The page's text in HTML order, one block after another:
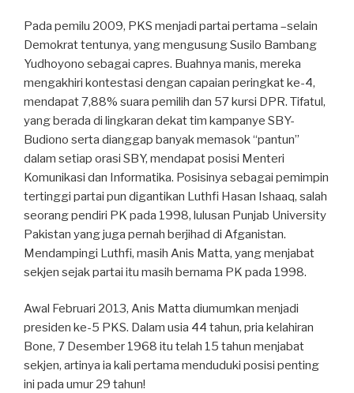
Pada pemilu 2009, PKS menjadi partai pertama –selain
Demokrat tentunya, yang mengusung Susilo Bambang
Yudhoyono sebagai capres. Buahnya manis, mereka
mengakhiri kontestasi dengan capaian peringkat ke-4,
mendapat 7,88% suara pemilih dan 57 kursi DPR. Tifatul,
yang berada di lingkaran dekat tim kampanye SBY-
Budiono serta dianggap banyak memasok “pantun”
dalam setiap orasi SBY, mendapat posisi Menteri
Komunikasi dan Informatika. Posisinya sebagai pemimpin
tertinggi partai pun digantikan Luthfi Hasan Ishaaq, salah
seorang pendiri PK pada 1998, lulusan Punjab University
Pakistan yang juga pernah berjihad di Afganistan.
Mendampingi Luthfi, masih Anis Matta, yang menjabat
sekjen sejak partai itu masih bernama PK pada 1998.
Awal Februari 2013, Anis Matta diumumkan menjadi
presiden ke-5 PKS. Dalam usia 44 tahun, pria kelahiran
Bone, 7 Desember 1968 itu telah 15 tahun menjabat
sekjen, artinya ia kali pertama menduduki posisi penting
ini pada umur 29 tahun!